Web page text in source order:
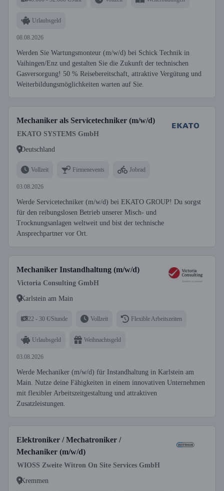
Urlaubsgeld
08.08.2026
Werden Sie Wartungsmonteur (m/w/d) bei Schick Technik in
Vaihingen/Enz und gestalten Sie die Zukunft der technischen
Gasversorgung! 50 % Reisebereitschaft, attraktive Vergütung und
Weiterbildungsmöglichkeiten warten auf Sie.
Mechaniker als Servicetechniker (m/w/d)
EKATO SYSTEMS GmbH
Deutschland
Vollzeit Firmenevents Jobrad
03.08.2026
Werde Servicetechniker (m/w/d) bei EKATO GROUP! Du sorgst
für den reibungslosen Betrieb unserer Misch- und
Trocknungsanlagen weltweit und bist der technische
Ansprechpartner vor Ort.
Mechaniker Instandhaltung (m/w/d)
Victoria Consulting GmbH
Karlstein am Main
22 - 30 €/Stunde Vollzeit Flexible Arbeitszeiten
Urlaubsgeld Weihnachtsgeld
03.08.2026
Werde Mechaniker (m/w/d) für Instandhaltung in Karlstein am
Main. Nutze deine Fähigkeiten in einem innovativen Unternehmen
mit flexibler Arbeitszeitgestaltung und attraktiven
Zusatzleistungen.
Elektroniker / Mechatroniker /
Mechaniker (m/w/d)
WIOSS Zweite Witron On Site Services GmbH
Kremmen